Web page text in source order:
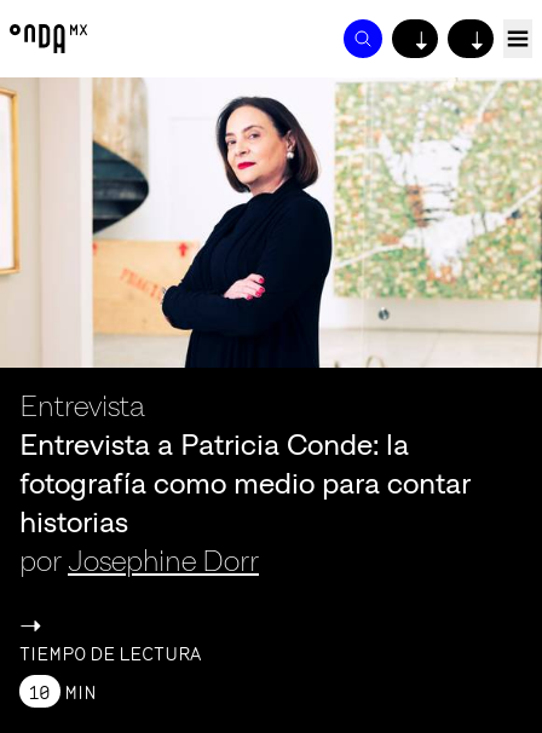
↓ ↓
Entrevista
Entrevista a Patricia Conde: la
fotografía como medio para contar
historias
por Josephine Dorr
->
TIEMPO DE LECTURA
10
MIN